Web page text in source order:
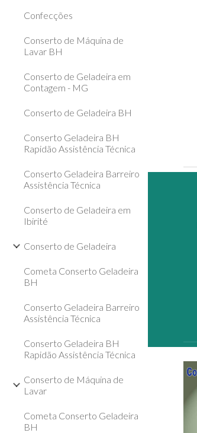
Confecções
Conserto de Máquina de
Lavar BH
Conserto de Geladeira em
Contagem - MG
Conserto de Geladeira BH
Conserto Geladeira BH
Rapidão Assistência Técnica
Conserto Geladeira Barreiro
Assistência Técnica
Conserto de Geladeira em
Ibirité
Conserto de Geladeira
Cometa Conserto Geladeira
BH
Conserto Geladeira Barreiro
Assistência Técnica
Conserto Geladeira BH
Rapidão Assistência Técnica
Conserto de Máquina de
Lavar
Cometa Conserto Geladeira
BH